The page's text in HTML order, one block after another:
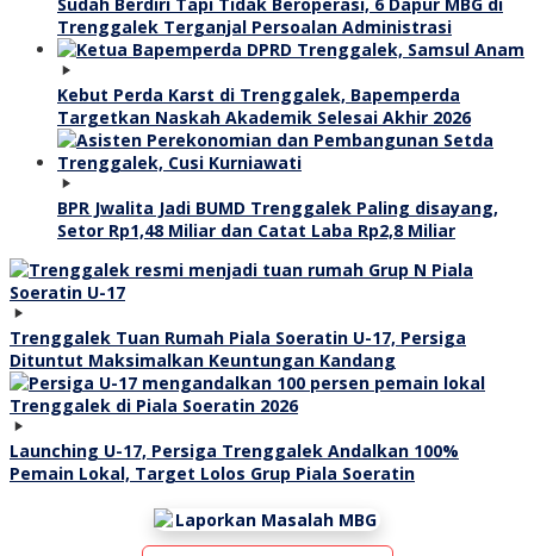
Trenggalek Terganjal Persoalan Administrasi
Kebut Perda Karst di Trenggalek, Bapemperda
Targetkan Naskah Akademik Selesai Akhir 2026
BPR Jwalita Jadi BUMD Trenggalek Paling disayang,
Setor Rp1,48 Miliar dan Catat Laba Rp2,8 Miliar
Trenggalek Tuan Rumah Piala Soeratin U-17, Persiga
Dituntut Maksimalkan Keuntungan Kandang
Launching U-17, Persiga Trenggalek Andalkan 100%
Pemain Lokal, Target Lolos Grup Piala Soeratin